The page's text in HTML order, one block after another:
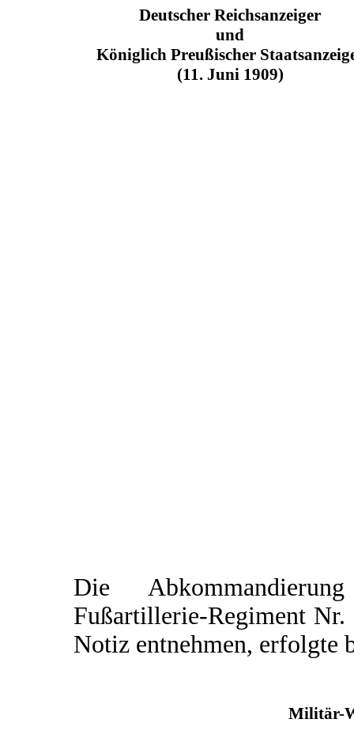
Deutscher Reichsanzeiger
und
Königlich Preußischer
(11. Juni 1909)
Die
Fußartillerie-Regiment Nr.
Notiz entnehmen, erfolgte
Militär-